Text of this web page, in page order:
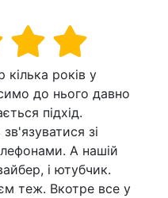
років у
до нього давно
підхід.
зі
А нашій
і ютубчик.
теж. Вкотре все у